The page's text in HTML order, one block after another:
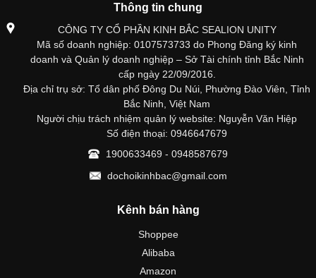
Thông tin chung
CÔNG TY CỔ PHẦN KINH BẮC SEALION UNITY
Mã số doanh nghiệp: 0107573733 do Phong Đăng ký kinh
doanh và Quản lý doanh nghiệp – Sở Tài chính tỉnh Bắc Ninh
cấp ngày 22/09/2016.
Địa chỉ trụ sở: Tổ dân phố Đông Du Núi, Phường Đào Viên, Tỉnh
Bắc Ninh, Việt Nam
Người chịu trách nhiệm quản lý website: Nguyễn Văn Hiệp
Số điện thoại: 0946647679
1900633469 - 0948587679
dochoikinhbac@gmail.com
Kênh bán hàng
Shoppee
Alibaba
Amazon